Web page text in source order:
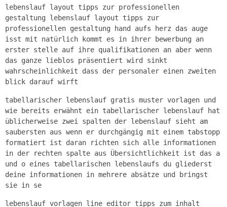
lebenslauf layout tipps zur professionellen
gestaltung lebenslauf layout tipps zur
professionellen gestaltung hand aufs herz das auge
isst mit natürlich kommt es in ihrer bewerbung an
erster stelle auf ihre qualifikationen an aber wenn
das ganze lieblos präsentiert wird sinkt
wahrscheinlichkeit dass der personaler einen zweiten
blick darauf wirft
tabellarischer lebenslauf gratis muster vorlagen und
wie bereits erwähnt ein tabellarischer lebenslauf hat
üblicherweise zwei spalten der lebenslauf sieht am
saubersten aus wenn er durchgängig mit einem tabstopp
formatiert ist daran richten sich alle informationen
in der rechten spalte aus Übersichtlichkeit ist das a
und o eines tabellarischen lebenslaufs du gliederst
deine informationen in mehrere absätze und bringst
sie in se
lebenslauf vorlagen line editor tipps zum inhalt